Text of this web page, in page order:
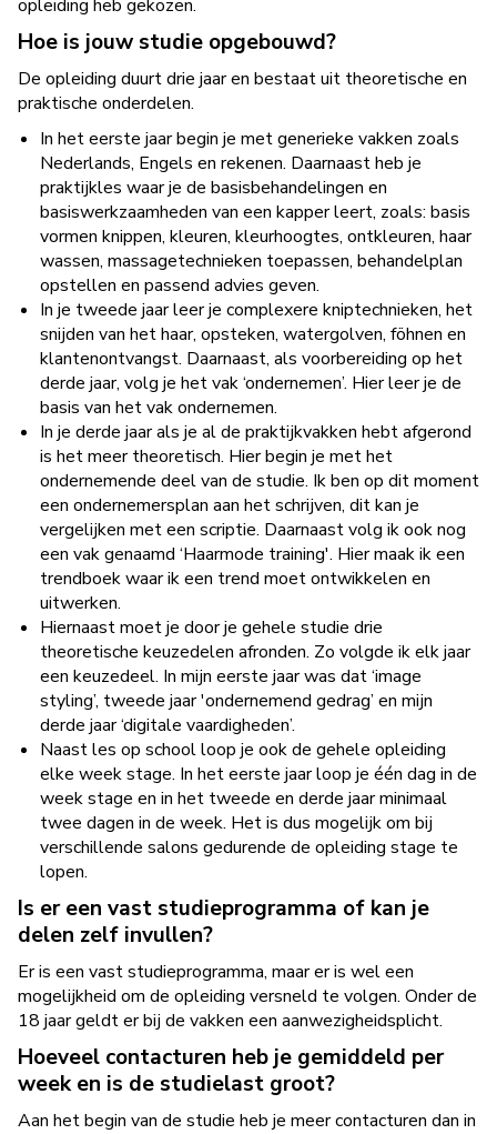
opleiding heb gekozen.
Hoe is jouw studie opgebouwd?
De opleiding duurt drie jaar en bestaat uit theoretische en
praktische onderdelen.
In het eerste jaar begin je met generieke vakken zoals
Nederlands, Engels en rekenen. Daarnaast heb je
praktijkles waar je de basisbehandelingen en
basiswerkzaamheden van een kapper leert, zoals: basis
vormen knippen, kleuren, kleurhoogtes, ontkleuren, haar
wassen, massagetechnieken toepassen, behandelplan
opstellen en passend advies geven.
In je tweede jaar leer je complexere kniptechnieken, het
snijden van het haar, opsteken, watergolven, föhnen en
klantenontvangst. Daarnaast, als voorbereiding op het
derde jaar, volg je het vak ‘ondernemen’. Hier leer je de
basis van het vak ondernemen.
In je derde jaar als je al de praktijkvakken hebt afgerond
is het meer theoretisch. Hier begin je met het
ondernemende deel van de studie. Ik ben op dit moment
een ondernemersplan aan het schrijven, dit kan je
vergelijken met een scriptie. Daarnaast volg ik ook nog
een vak genaamd ‘Haarmode training'. Hier maak ik een
trendboek waar ik een trend moet ontwikkelen en
uitwerken.
Hiernaast moet je door je gehele studie drie
theoretische keuzedelen afronden. Zo volgde ik elk jaar
een keuzedeel. In mijn eerste jaar was dat ‘image
styling’, tweede jaar 'ondernemend gedrag’ en mijn
derde jaar ‘digitale vaardigheden’.
Naast les op school loop je ook de gehele opleiding
elke week stage. In het eerste jaar loop je één dag in de
week stage en in het tweede en derde jaar minimaal
twee dagen in de week. Het is dus mogelijk om bij
verschillende salons gedurende de opleiding stage te
lopen.
Is er een vast studieprogramma of kan je
delen zelf invullen?
Er is een vast studieprogramma, maar er is wel een
mogelijkheid om de opleiding versneld te volgen. Onder de
18 jaar geldt er bij de vakken een aanwezigheidsplicht.
Hoeveel contacturen heb je gemiddeld per
week en is de studielast groot?
Aan het begin van de studie heb je meer contacturen dan in